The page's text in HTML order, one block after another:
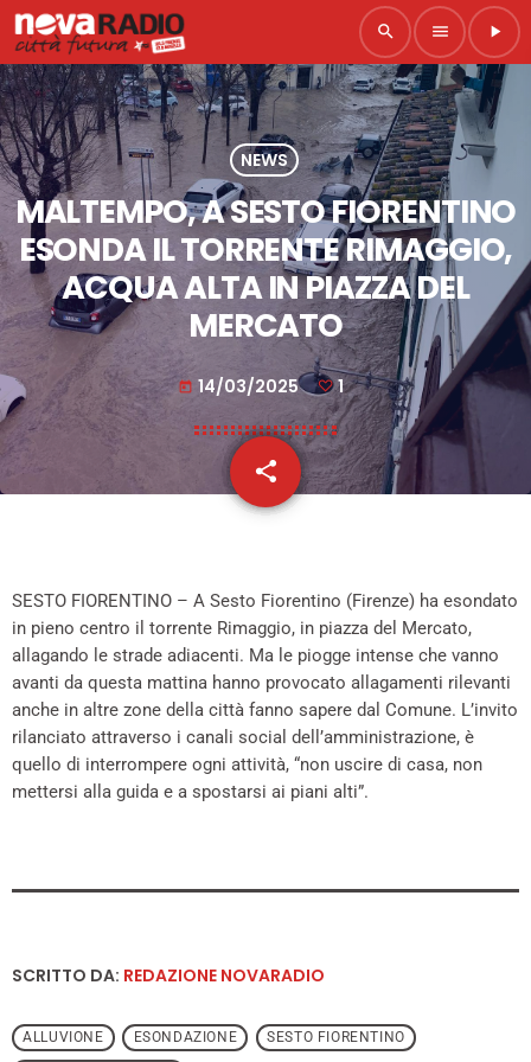
search menu play_arrow
NEWS
MALTEMPO, A SESTO FIORENTINO
ESONDA IL TORRENTE RIMAGGIO,
ACQUA ALTA IN PIAZZA DEL
MERCATO
today 14/03/2025 1
share
email
SESTO FIORENTINO – A Sesto Fiorentino (Firenze) ha esondato
in pieno centro il torrente Rimaggio, in piazza del Mercato,
allagando le strade adiacenti. Ma le piogge intense che vanno
avanti da questa mattina hanno provocato allagamenti rilevanti
anche in altre zone della città fanno sapere dal Comune. L’invito
rilanciato attraverso i canali social dell’amministrazione, è
quello di interrompere ogni attività, “non uscire di casa, non
mettersi alla guida e a spostarsi ai piani alti”.
SCRITTO DA: REDAZIONE NOVARADIO
ALLUVIONE ESONDAZIONE SESTO FIORENTINO